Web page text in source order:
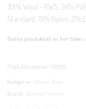
39% Wool – RWS, 24%
Standard, 15% Nylon, 2%
Dette produktet er for tiden
Produktnummer: 106125
Kategorier: Genser Klær
Brand: Selected Femme